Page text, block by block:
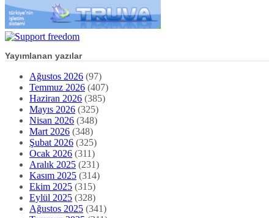
Haziran 2026(385)
Mayıs 2026(325)
Nisan 2026(348)
Mart 2026(348)
Şubat 2026
Ocak 2026(311)
Aralık 2025(231)
Kasım 2025(314)
Ekim 2025(315)
Eylül 2025(328)
Ağustos 2025(341)
Temmuz 2025(311)
Haziran 2025(252)
Mayıs 2025(237)
Nisan 2025(290)
Mart 2025(265)
Şubat 2025(266)
Ocak 2025 (276)
Aralık 2024(189)
Kasım 2024(259)